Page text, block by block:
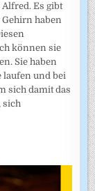
Es gibt
haben
können sie
Sie haben
laufen und bei
sich damit das
sich